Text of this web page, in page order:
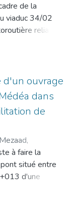
Ferhat
de la
viaduc 34/02
reliant
Est-Ouest.
le béton
sommes
en faisant
projet. Nous
conception
proposé 3
analyse
un pont à
par
du travail
la
l'étude
d'un ouvrage
dans
de
Mezaad,
à faire la
situé entre
d'une
une largeur de